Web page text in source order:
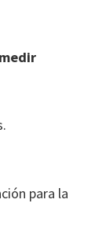
para la